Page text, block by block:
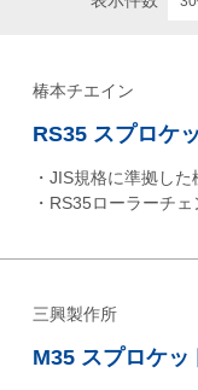
椿本チエイン
RS35 スプロケ
・JIS規格に準拠し
・RS35ローラーチ
三興製作所
M35 スプロケッ